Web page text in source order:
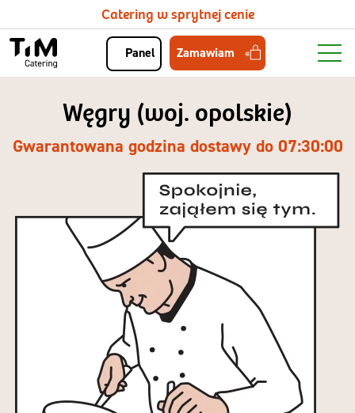
Catering w sprytnej cenie
Panel Zamawiam
Węgry (woj. opolskie)
Gwarantowana godzina dostawy do 07:30:00